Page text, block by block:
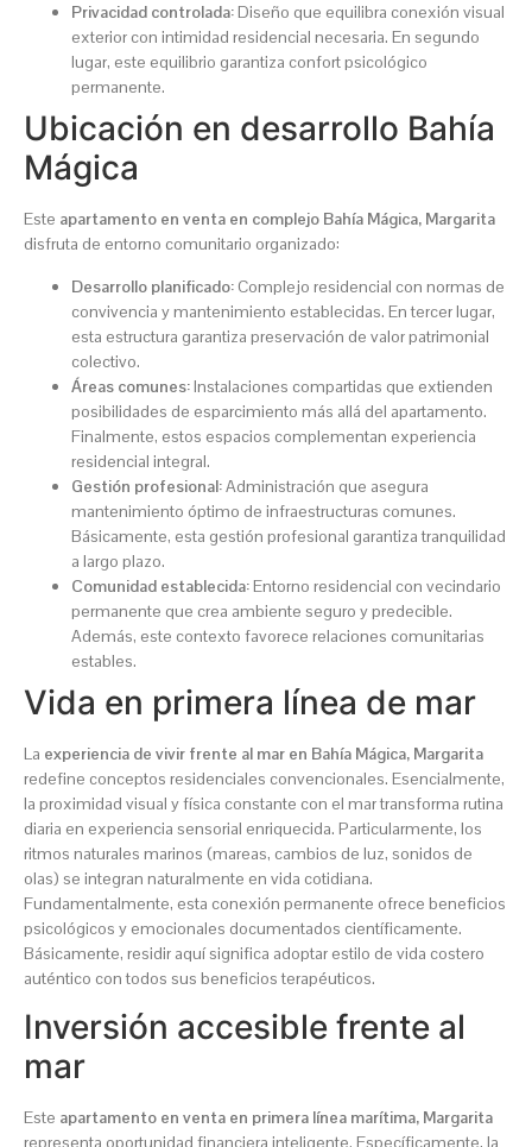
Privacidad controlada:Diseño que equilibra conexión visual
exterior con intimidad residencial necesaria. En segundo
lugar, este equilibrio garantiza confort psicológico
permanente.
Ubicación en desarrollo Bahía
Mágica
Este apartamento en venta en complejo Bahía Mágica, Margarita
disfruta de entorno comunitario organizado:
Desarrollo planificado: Complejo residencial con normas de
convivencia y mantenimiento establecidas. En tercer lugar,
esta estructura garantiza preservación de valor patrimonial
colectivo.
Áreas comunes:Instalaciones compartidas que extienden
posibilidades de esparcimiento más allá del apartamento.
Finalmente, estos espacios complementan experiencia
residencial integral.
Gestión profesional:Administración que asegura
mantenimiento óptimo de infraestructuras comunes.
Básicamente, esta gestión profesional garantiza tranquilidad
a largo plazo.
Comunidad establecida:Entorno residencial con vecindario
permanente que crea ambiente seguro y predecible.
Además, este contexto favorece relaciones comunitarias
estables.
Vida en primera línea de mar
La experiencia de vivir frente al mar en Bahía Mágica, Margarita
redefine conceptos residenciales convencionales. Esencialmente,
la proximidad visual y física constante con el mar transforma rutina
diaria en experiencia sensorial enriquecida. Particularmente, los
ritmos naturales marinos (mareas, cambios de luz, sonidos de
olas) se integran naturalmente en vida cotidiana.
Fundamentalmente, esta conexión permanente ofrece beneficios
psicológicos y emocionales documentados científicamente.
Básicamente, residir aquí significa adoptar estilo de vida costero
auténtico con todos sus beneficios terapéuticos.
Inversión accesible frente al
mar
Este apartamento en venta en primera línea marítima, Margarita
representa oportunidad financiera inteligente. Específicamente, la